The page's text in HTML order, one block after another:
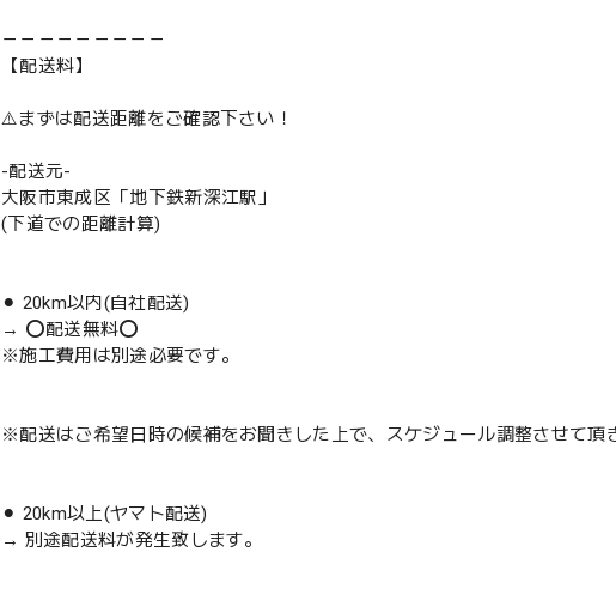
－－－－－－－－－
【配送料】
⚠️まずは配送距離をご確認下さい！
-配送元-
大阪市東成区「地下鉄新深江駅」
(下道での距離計算)
⚫︎ 20km以内(自社配送)
→ ⭕️配送無料⭕️
※施工費用は別途必要です。
※配送はご希望日時の候補をお聞きした上で、スケジュール調整させて頂
⚫︎ 20km以上(ヤマト配送)
→ 別途配送料が発生致します。